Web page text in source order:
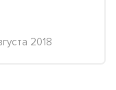
2018